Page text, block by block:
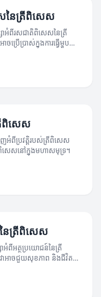
នៃត្រីពិសេស
ាអំពីរសជាតិពិសេសនៃត្រី
រើប្រាស់ក្នុងការធ្វើម្ហូប
ពិសេស
ញអំពីប្រវត្តិរបស់ត្រីពិសេស
ពិសេសនៅក្នុងមហាសមុទ្រ។
ៃត្រីពិសេស
អំពីអត្ថប្រយោជន៍នៃត្រី
អាចជួយសុខភាព និងជីវិត